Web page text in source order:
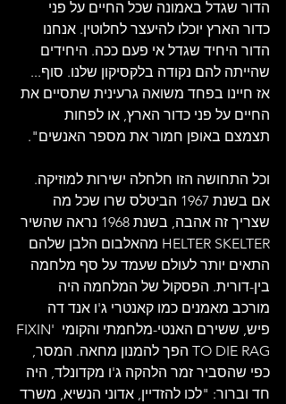
הדור שגדל באמונה שכל החיים על פני
כדור הארץ יוכלו להיעצר לחלוטין. אנחנו
הדור היחיד שגדל אי פעם ככה. היחידים
שהייתה להם נקודה בלקסיקון שלנו. סוף...
אז חיינו בפחד משואה גרעינית שתסיים את
החיים על פני כדור הארץ, או לפחות
תצמצם באופן חמור את מספר האנשים".
וכל התחושה הזו חלחלה ישירות למוזיקה.
אם בשנת 1967 הביטלס שרו שכל מה
שצריך זה אהבה, בשנת 1968 נראה שהשיר
HELTER SKELTER מהאלבום הלבן שלהם
התאים יותר לעולם שעמד על סף מלחמה
בין-דורית. הפסקול של המלחמה היה
מורכב מאמנים כמו קאנטרי ג'ו אנד דה
פיש, ששירם האנטי-מלחמתי והקומי FIXIN'
TO DIE RAG הפך להמנון מחאה. המסר,
כפי שהסביר זמר הלהקה ג'ו מקדונלד, היה
חד וברור: "לכו להזדיין, אדוני הנשיא, משרד